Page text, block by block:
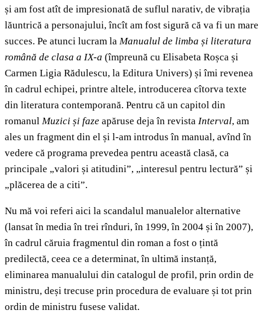
și am fost atît de impresionată de suflul narativ, de vibrația
lăuntrică a personajului, încît am fost sigură că va fi un mare
succes. Pe atunci lucram la Manualul de limba și literatura
română de clasa a IX-a (împreună cu Elisabeta Roșca și
Carmen Ligia Rădulescu, la Editura Univers) și îmi revenea
în cadrul echipei, printre altele, introducerea cîtorva texte
din literatura contemporană. Pentru că un capitol din
romanul Muzici și faze apăruse deja în revista Interval, am
ales un fragment din el și l-am introdus în manual, avînd în
vedere că programa prevedea pentru această clasă, ca
principale „valori și atitudini”, „interesul pentru lectură” și
„plăcerea de a citi”.
Nu mă voi referi aici la scandalul manualelor alternative
(lansat în media în trei rînduri, în 1999, în 2004 și în 2007),
în cadrul căruia fragmentul din roman a fost o țintă
predilectă, ceea ce a determinat, în ultimă instanță,
eliminarea manualului din catalogul de profil, prin ordin de
ministru, deși trecuse prin procedura de evaluare și tot prin
ordin de ministru fusese validat.